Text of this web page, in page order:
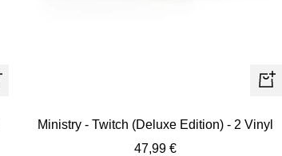
+
Ministry - Twitch (Deluxe Edition) - 2 Vinyl
Precio
47,99 €